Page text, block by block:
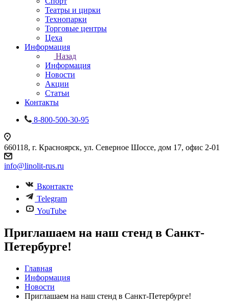
Театры и цирки
Технопарки
Торговые центры
Цеха
Информация
Назад
Информация
Новости
Акции
Статьи
Контакты
8-800-500-30-95
660118, г. Красноярск, ул. Северное Шоссе, дом 17, офис 2-01
info@linolit-rus.ru
Вконтакте
Telegram
YouTube
Приглашаем на наш стенд в Санкт-
Петербурге!
Главная
Информация
Новости
Приглашаем на наш стенд в Санкт-Петербурге!